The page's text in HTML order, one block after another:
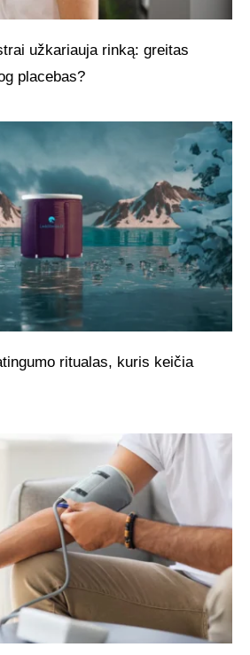
užkariauja rinką: greitas
placebas?
ritualas, kuris keičia